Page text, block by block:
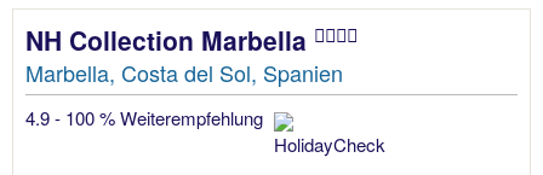
NH Collection Marbella
Marbella, Costa del Sol, Spanien
4.9 - 100 % Weiterempfehlung